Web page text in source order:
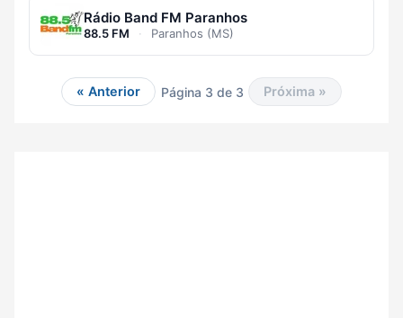
Rádio Band FM Paranhos
88.5 FM · Paranhos (MS)
« Anterior Página 3 de 3 Próxima »